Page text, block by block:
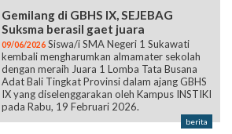
Gemilang di GBHS IX, SEJEBAG
Suksma berasil gaet juara
09/06/2026 Siswa/i SMA Negeri 1 Sukawati
kembali mengharumkan almamater sekolah
dengan meraih Juara 1 Lomba Tata Busana
Adat Bali Tingkat Provinsi dalam ajang GBHS
IX yang diselenggarakan oleh Kampus INSTIKI
pada Rabu, 19 Februari 2026.
berita